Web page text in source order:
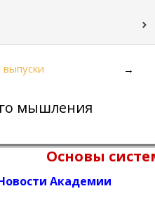
выпуски →
мышления
Основы
Академии